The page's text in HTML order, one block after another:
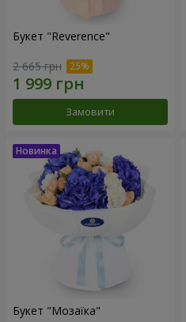
Букет "Reverence"
2 665 грн
Замовити
Букет "Мозаїка"